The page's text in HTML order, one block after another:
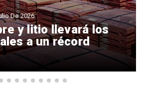
y litio llevará los
a un récord
De 2026